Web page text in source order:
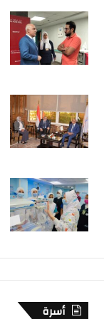
أسرة